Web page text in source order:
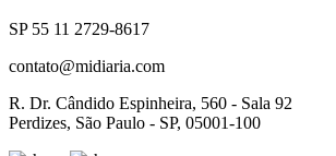
SP 55 11 2729-8617
contato@midiaria.com
R. Dr. Cândido Espinheira, 560 - Sala 92
Perdizes, São Paulo - SP, 05001-100